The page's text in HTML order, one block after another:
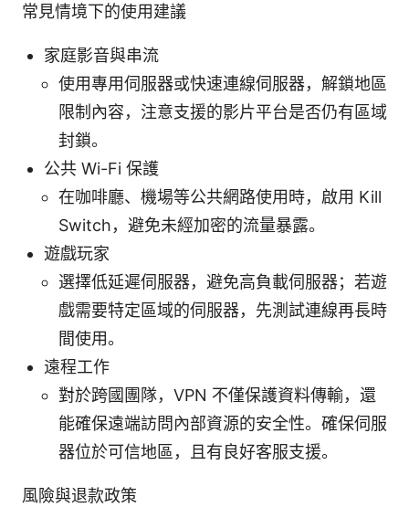
常見情境下的使用建議
家庭影音與串流
使用專用伺服器或快速連線伺服器，解鎖地區
限制內容，注意支援的影片平台是否仍有區域
封鎖。
公共 Wi-Fi 保護
在咖啡廳、機場等公共網路使用時，啟用 Kill
Switch，避免未經加密的流量暴露。
遊戲玩家
選擇低延遲伺服器，避免高負載伺服器；若遊
戲需要特定區域的伺服器，先測試連線再長時
間使用。
遠程工作
對於跨國團隊，VPN 不僅保護資料傳輸，還
能確保遠端訪問內部資源的安全性。確保伺服
器位於可信地區，且有良好客服支援。
風險與退款政策